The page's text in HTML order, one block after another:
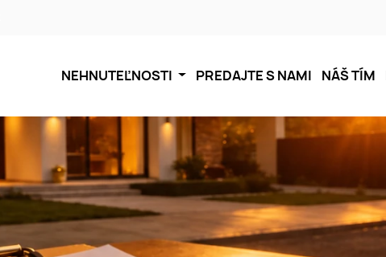
NEHNUTEĽNOSTI PREDAJTE S NAMI NÁŠ TÍM